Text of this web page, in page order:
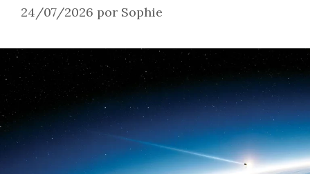
24/07/2026 por Sophie